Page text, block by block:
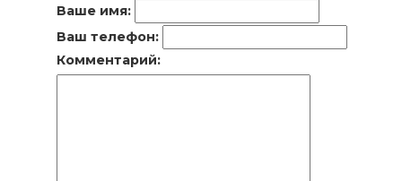
Ваше имя:
Ваш телефон:
Комментарий: